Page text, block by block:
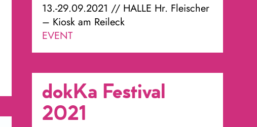
13.-29.09.2021 // HALLE Hr. Fleischer
– Kiosk am Reileck
EVENT
dokKa Festival
2021